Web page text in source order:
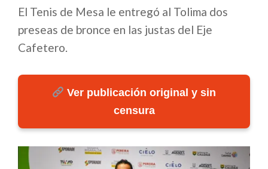
El Tenis de Mesa le entregó al Tolima dos
preseas de bronce en las justas del Eje
Cafetero.
Ver publicación original y sin
censura